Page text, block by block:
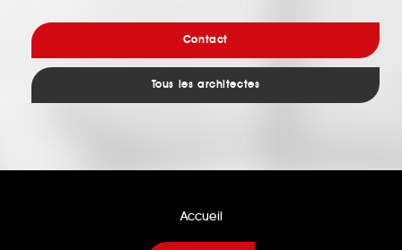
Contact
Tous les architectes
Accueil